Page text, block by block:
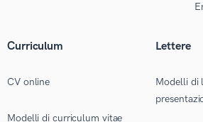
Curriculum
CV online
Modelli di curriculum vitae
Lettere
Modelli di